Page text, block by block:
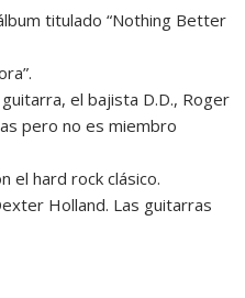
titulado “Nothing Better
el bajista D.D., Roger
pero no es miembro
el hard rock clásico.
Holland. Las guitarras